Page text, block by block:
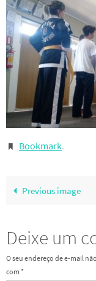
Bookmark.
Previous image
Deixe um
O seu endereço de e-mail
com *